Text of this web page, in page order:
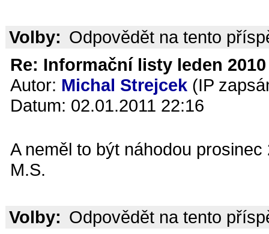
Volby: Odpovědět na tento
Re: Informační listy leden
Autor: Michal Strejcek (IP
Datum: 02.01.2011 22:16
A neměl to být náhodou prosinec
M.S.
Volby: Odpovědět na tento